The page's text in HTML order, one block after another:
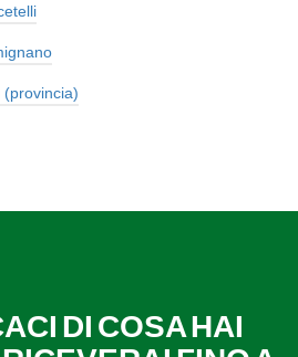
DI COSA HAI